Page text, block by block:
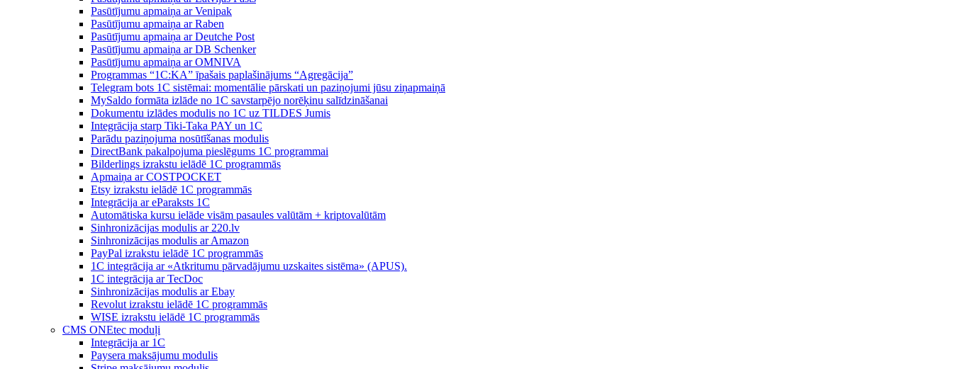
Pasūtījumu apmaiņa ar Venipak
Pasūtījumu apmaiņa ar Raben
Pasūtījumu apmaiņa ar Deutche Post
Pasūtījumu apmaiņa ar DB Schenker
Pasūtījumu apmaiņa ar OMNIVA
Programmas “1C:KA” īpašais paplašinājums “Agregācija”
Telegram bots 1C sistēmai: momentālie pārskati un paziņojumi jūsu ziņapmaiņā
MySaldo formāta izlāde no 1C savstarpējo norēķinu salīdzināšanai
Dokumentu izlādes modulis no 1C uz TILDES Jumis
Integrācija starp Tiki-Taka PAY un 1C
Parādu paziņojuma nosūtīšanas modulis
DirectBank pakalpojuma pieslēgums 1C programmai
Bilderlings izrakstu ielādē 1C programmās
Apmaiņa ar COSTPOCKET
Etsy izrakstu ielādē 1C programmās
Integrācija ar eParaksts 1C
Automātiska kursu ielāde visām pasaules valūtām + kriptovalūtām
Sinhronizācijas modulis ar 220.lv
Sinhronizācijas modulis ar Amazon
PayPal izrakstu ielādē 1C programmās
1C integrācija ar «Atkritumu pārvadājumu uzskaites sistēma» (APUS).
1C integrācija ar TecDoc
Sinhronizācijas modulis ar Ebay
Revolut izrakstu ielādē 1C programmās
WISE izrakstu ielādē 1C programmās
CMS ONEtec moduļi
Integrācija ar 1C
Paysera maksājumu modulis